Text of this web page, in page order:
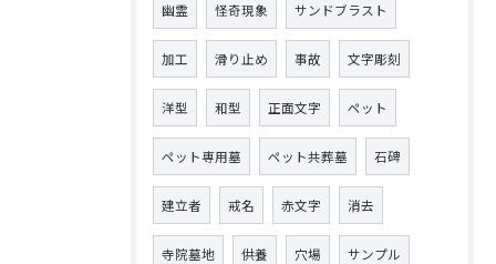
幽霊 怪奇現象 サンドブラスト
加工 滑り止め 事故 文字彫刻
洋型 和型 正面文字 ペット
ペット専用墓 ペット共葬墓 石碑
建立者 戒名 赤文字 消去
寺院墓地 供養 穴場 サンプル